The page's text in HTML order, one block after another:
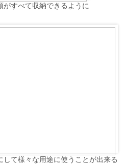
すべて収納できるように
て様々な用途に使うことが出来る